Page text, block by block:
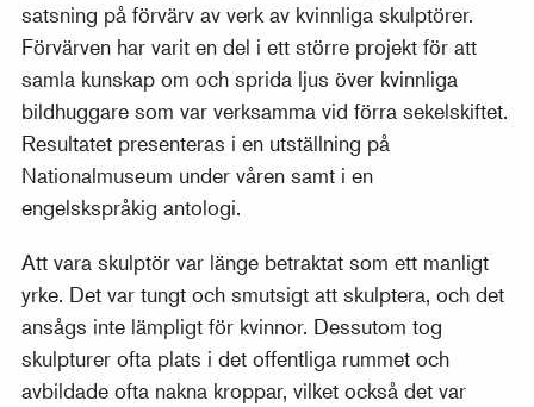
satsning på förvärv av verk av kvinnliga skulptörer.
Förvärven har varit en del i ett större projekt för att
samla kunskap om och sprida ljus över kvinnliga
bildhuggare som var verksamma vid förra sekelskiftet.
Resultatet presenteras i en utställning på
Nationalmuseum under våren samt i en
engelskspråkig antologi.
Att vara skulptör var länge betraktat som ett manligt
yrke. Det var tungt och smutsigt att skulptera, och det
ansågs inte lämpligt för kvinnor. Dessutom tog
skulpturer ofta plats i det offentliga rummet och
avbildade ofta nakna kroppar, vilket också det var